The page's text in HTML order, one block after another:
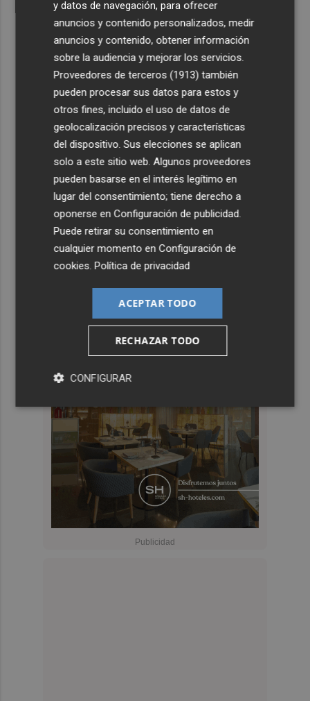
y datos de navegación, para ofrecer
anuncios y contenido personalizados, medir
anuncios y contenido, obtener información
sobre la audiencia y mejorar los servicios.
Proveedores de terceros (1913) también
pueden procesar sus datos para estos y
otros fines, incluido el uso de datos de
geolocalización precisos y características
del dispositivo. Sus elecciones se aplican
solo a este sitio web. Algunos proveedores
pueden basarse en el interés legítimo en
lugar del consentimiento; tiene derecho a
oponerse enConfiguración de publicidad
Puede retirar su consentimiento en
cualquier momento enConfiguración de
cookies .Política de privacidad
ACEPTAR TODO
RECHAZAR TODO
CONFIGURAR